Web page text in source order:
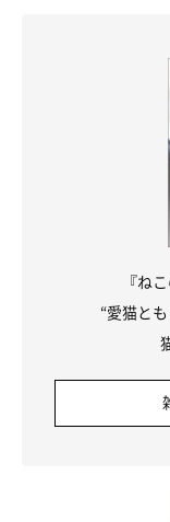
『ね
“愛猫と